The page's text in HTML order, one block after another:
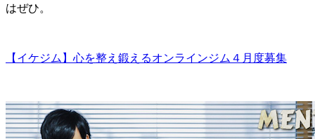
はぜひ。
【イケジム】心を整え鍛えるオンラインジム４月度募集